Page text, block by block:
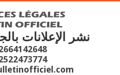
نشر الإعلانات